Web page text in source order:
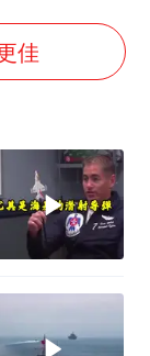
在
中方回应是否在太平洋海底开采稀土
27岁女子成组织卖淫集团主犯被通缉
法国将禁止“未经同意的电话营销”
大梁
佳